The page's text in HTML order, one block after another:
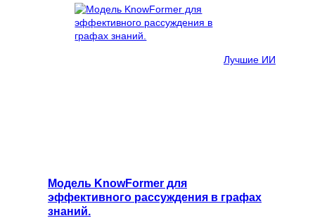
Лучшие ИИ
Модель KnowFormer для
эффективного рассуждения в графах
знаний.